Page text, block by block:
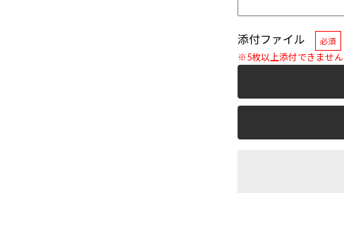
添付ファイル 必須
※5枚以上添付できません